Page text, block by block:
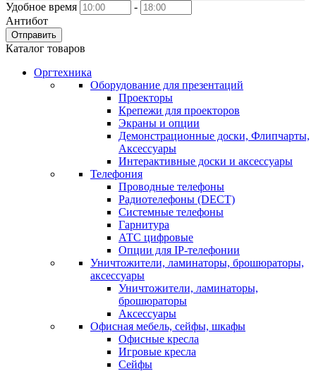
Удобное время
-
Антибот
Отправить
Каталог товаров
Оргтехника
Оборудование для презентаций
Проекторы
Крепежи для проекторов
Экраны и опции
Демонстрационные доски, Флипчарты,
Аксессуары
Интерактивные доски и аксессуары
Телефония
Проводные телефоны
Радиотелефоны (DECT)
Системные телефоны
Гарнитура
АТС цифровые
Опции для IP-телефонии
Уничтожители, ламинаторы, брошюраторы,
аксессуары
Уничтожители, ламинаторы,
брошюраторы
Аксессуары
Офисная мебель, сейфы, шкафы
Офисные кресла
Игровые кресла
Сейфы